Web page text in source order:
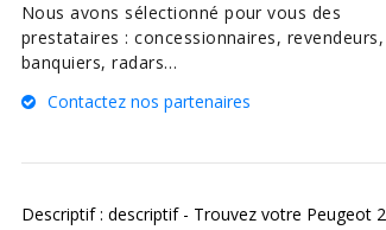
Nous avons sélectionné pour vous des
prestataires : concessionnaires, revendeurs,
banquiers, radars…
Contactez nos partenaires
Descriptif : descriptif - Trouvez votre Peugeot